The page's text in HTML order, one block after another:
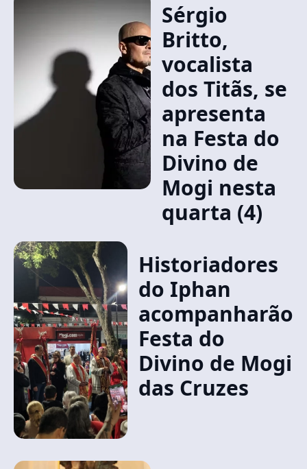
Sérgio
Britto,
vocalista
dos Titãs, se
apresenta
na Festa do
Divino de
Mogi nesta
quarta (4)
Historiadores
do Iphan
acompanharão
Festa do
Divino de Mogi
das Cruzes